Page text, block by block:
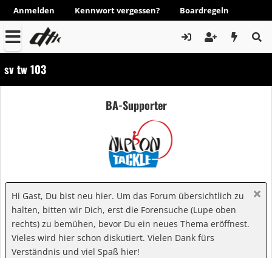
Anmelden Kennwort vergessen? Boardregeln
sv tw 103
BA-Supporter
Hi Gast, Du bist neu hier. Um das Forum übersichtlich zu
halten, bitten wir Dich, erst die Forensuche (Lupe oben
rechts) zu bemühen, bevor Du ein neues Thema eröffnest.
Vieles wird hier schon diskutiert. Vielen Dank fürs
Verständnis und viel Spaß hier!